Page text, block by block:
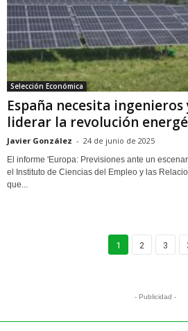
Selección Económica
España necesita
liderar la revolución
Javier González - 24 de junio de 2025
El informe 'Europa: Previsiones ante un
el Instituto de Ciencias del Empleo y las
que...
1 2 3
- Publicidad -